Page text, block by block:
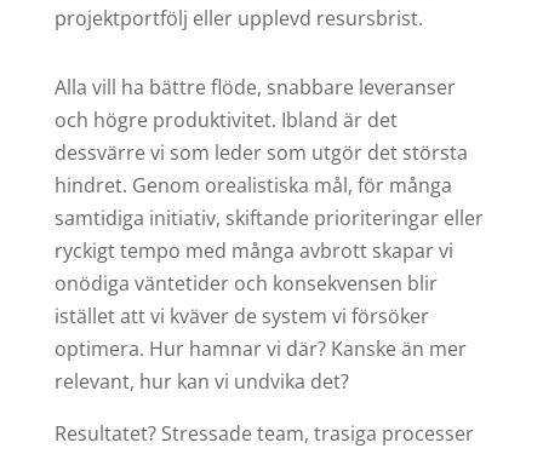
projektportfölj eller upplevd resursbrist.
Alla vill ha bättre flöde, snabbare leveranser
och högre produktivitet. Ibland är det
dessvärre vi som leder som utgör det största
hindret. Genom orealistiska mål, för många
samtidiga initiativ, skiftande prioriteringar eller
ryckigt tempo med många avbrott skapar vi
onödiga väntetider och konsekvensen blir
istället att vi kväver de system vi försöker
optimera. Hur hamnar vi där? Kanske än mer
relevant, hur kan vi undvika det?
Resultatet? Stressade team, trasiga processer